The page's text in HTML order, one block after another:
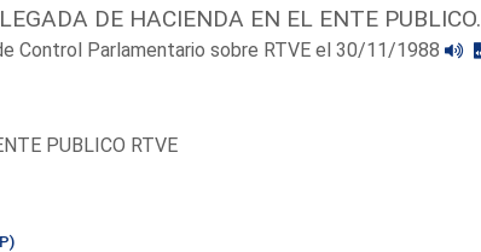
DE HACIENDA EN EL ENTE PUBLICO.
Control Parlamentario sobre RTVE el 30/11/1988
PUBLICO RTVE